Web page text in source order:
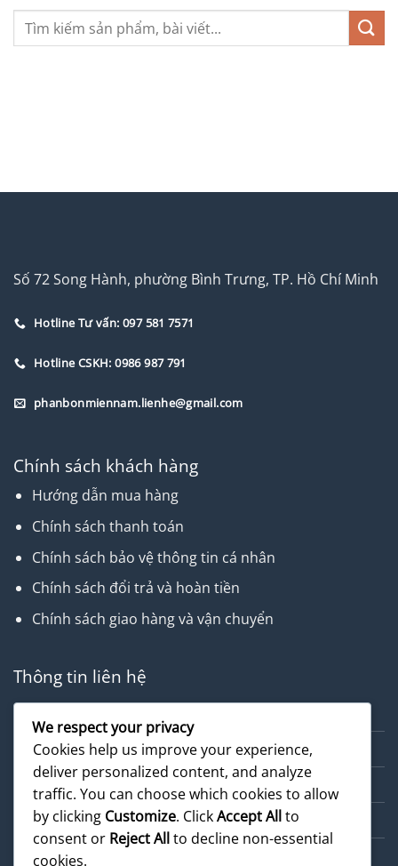
Số 72 Song Hành, phường Bình Trưng, TP. Hồ Chí Minh
Hotline Tư vấn: 097 581 7571
Hotline CSKH: 0986 987 791
phanbonmiennam.lienhe@gmail.com
Chính sách khách hàng
Hướng dẫn mua hàng
Chính sách thanh toán
Chính sách bảo vệ thông tin cá nhân
Chính sách đổi trả và hoàn tiền
Chính sách giao hàng và vận chuyển
Thông tin liên hệ
Dịch vụ
Cẩm nang
Sản phẩm
We respect your privacy
Cookies help us improve your experience,
deliver personalized content, and analyze
traffic. You can choose which cookies to allow
by clicking Customize. ClickAccept Allto
consent or Reject Allto decline non-essential
cookies.